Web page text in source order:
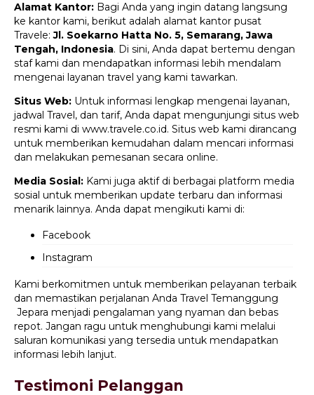
Alamat Kantor: Bagi Anda yang ingin datang langsung
ke kantor kami, berikut adalah alamat kantor pusat
Travele:Jl. Soekarno Hatta No. 5, Semarang, Jawa
Tengah, Indonesia. Di sini, Anda dapat bertemu dengan
staf kami dan mendapatkan informasi lebih mendalam
mengenai layanan travel yang kami tawarkan.
Situs Web: Untuk informasi lengkap mengenai layanan,
jadwal Travel, dan tarif, Anda dapat mengunjungi situs web
resmi kami di www.travele.co.id. Situs web kami dirancang
untuk memberikan kemudahan dalam mencari informasi
dan melakukan pemesanan secara online.
Media Sosial: Kami juga aktif di berbagai platform media
sosial untuk memberikan update terbaru dan informasi
menarik lainnya. Anda dapat mengikuti kami di:
Facebook
Instagram
Kami berkomitmen untuk memberikan pelayanan terbaik
dan memastikan perjalanan Anda Travel Temanggung
Jepara menjadi pengalaman yang nyaman dan bebas
repot. Jangan ragu untuk menghubungi kami melalui
saluran komunikasi yang tersedia untuk mendapatkan
informasi lebih lanjut.
Testimoni Pelanggan